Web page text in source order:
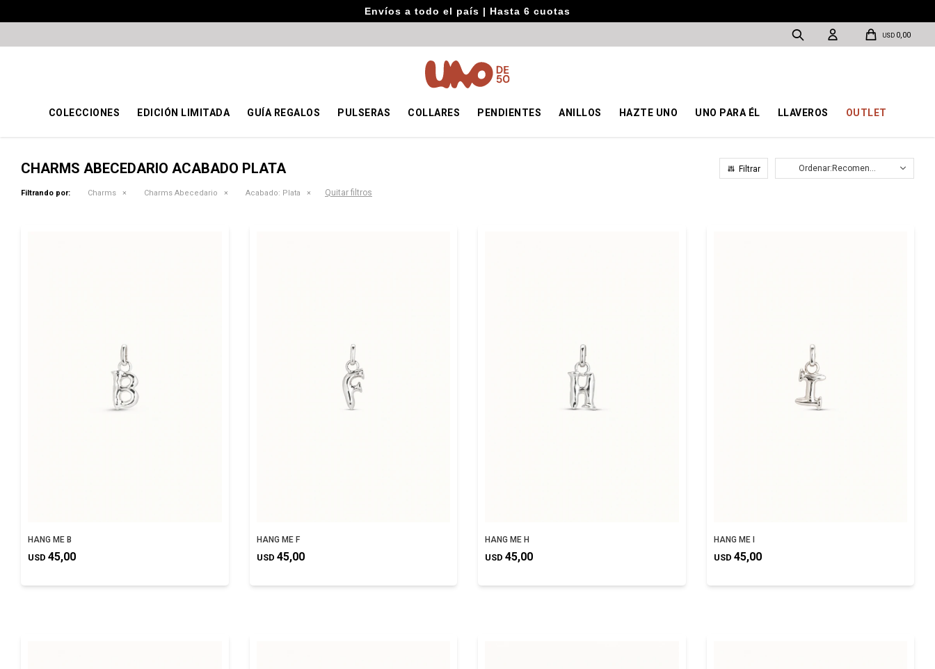
Envíos a todo el país | Hasta 6 cuotas
COLECCIONES EDICIÓN LIMITADA GUÍA REGALOS PULSERAS COLLARES PENDIENTES ANILLOS HAZTE UNO UNO PARA ÉL LLAVEROS OUTLET
USD 0,00
CHARMS ABECEDARIO ACABADO PLATA Recomendados
Filtrando por: Charms Charms Abecedario Acabado: Plata Quitar filtros
HANG ME B
USD 45,00
HANG ME F
USD 45,00
HANG ME H
USD 45,00
HANG ME I
USD 45,00